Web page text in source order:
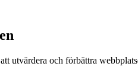
utvärdera och förbättra